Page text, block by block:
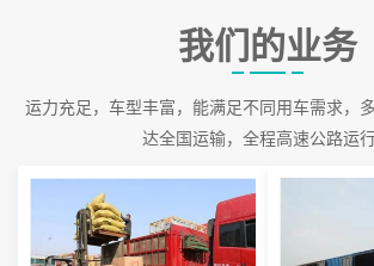
我们的业务
运力充足，车型丰富，能满足不同用车需求，
达全国运输，全程高速公路运行